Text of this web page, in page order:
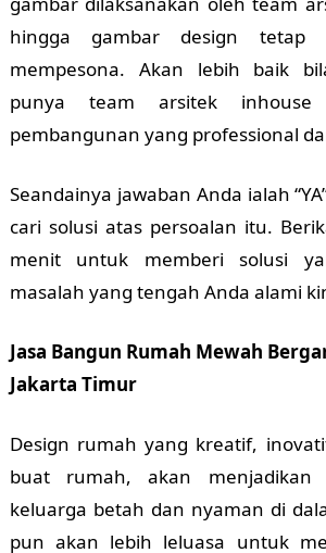
hingga gambar design tetap
mempesona. Akan lebih baik
punya team arsitek inhouse
pembangunan yang professional
Seandainya jawaban Anda ialah
cari solusi atas persoalan itu.
menit untuk memberi solusi
masalah yang tengah Anda alami
Jasa Bangun Rumah Mewah
Jakarta Timur
Design rumah yang kreatif,
buat rumah, akan menjadikan
keluarga betah dan nyaman di
pun akan lebih leluasa untuk